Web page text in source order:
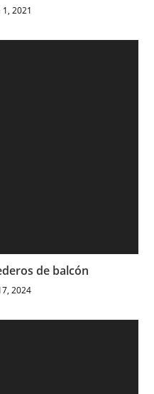
2021
de balcón
2024